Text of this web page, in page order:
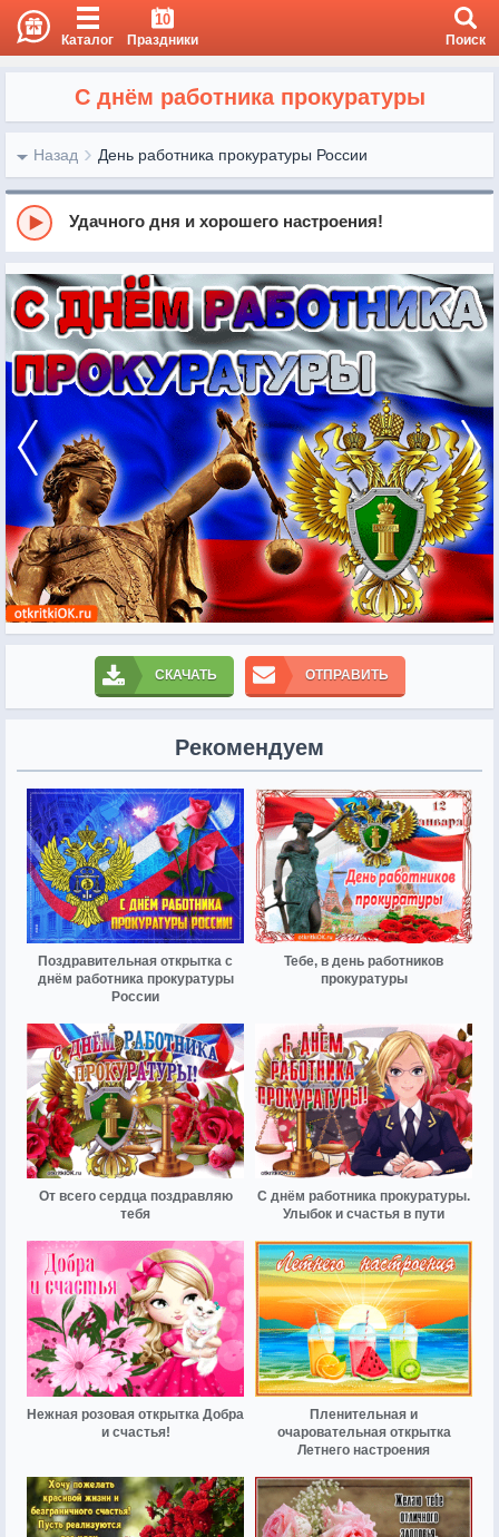
Каталог
10
Праздники Поиск
С днём работника прокуратуры
Назад День работника прокуратуры России
Удачного дня и хорошего настроения!
СКАЧАТЬ ОТПРАВИТЬ
Рекомендуем
Поздравительная открытка с
днём работника прокуратуры
России
Тебе, в день работников
прокуратуры
От всего сердца поздравляю
тебя
С днём работника прокуратуры.
Улыбок и счастья в пути
Нежная розовая открытка Добра
и счастья!
Пленительная и
очаровательная открытка
Летнего настроения